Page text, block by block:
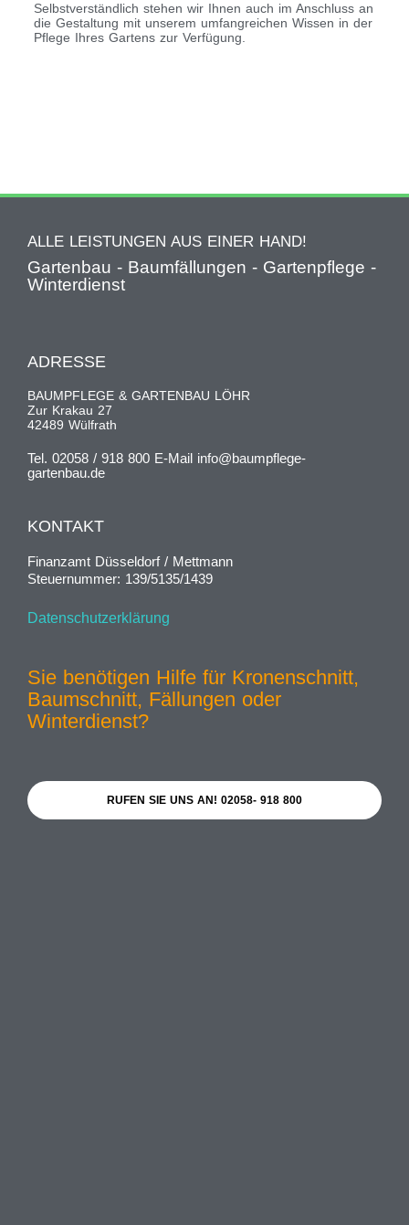
Selbstverständlich stehen wir Ihnen auch im Anschluss an
die Gestaltung mit unserem umfangreichen Wissen in der
Pflege Ihres Gartens zur Verfügung.
ALLE LEISTUNGEN AUS EINER HAND!
Gartenbau - Baumfällungen - Gartenpflege -
Winterdienst
ADRESSE
BAUMPFLEGE & GARTENBAU LÖHR
Zur Krakau 27
42489 Wülfrath
Tel. 02058 / 918 800 E-Mail info@baumpflege-
gartenbau.de
KONTAKT
Finanzamt Düsseldorf / Mettmann
Steuernummer: 139/5135/1439
Datenschutzerklärung
Sie benötigen Hilfe für Kronenschnitt,
Baumschnitt, Fällungen oder
Winterdienst?
RUFEN SIE UNS AN! 02058- 918 800